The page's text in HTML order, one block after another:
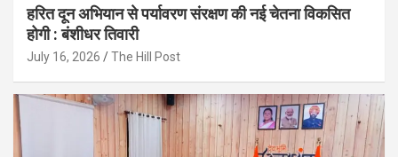
हरित दून अभियान से पर्यावरण संरक्षण की नई चेतना विकसित
होगी : बंशीधर तिवारी
July 16, 2026 The Hill Post